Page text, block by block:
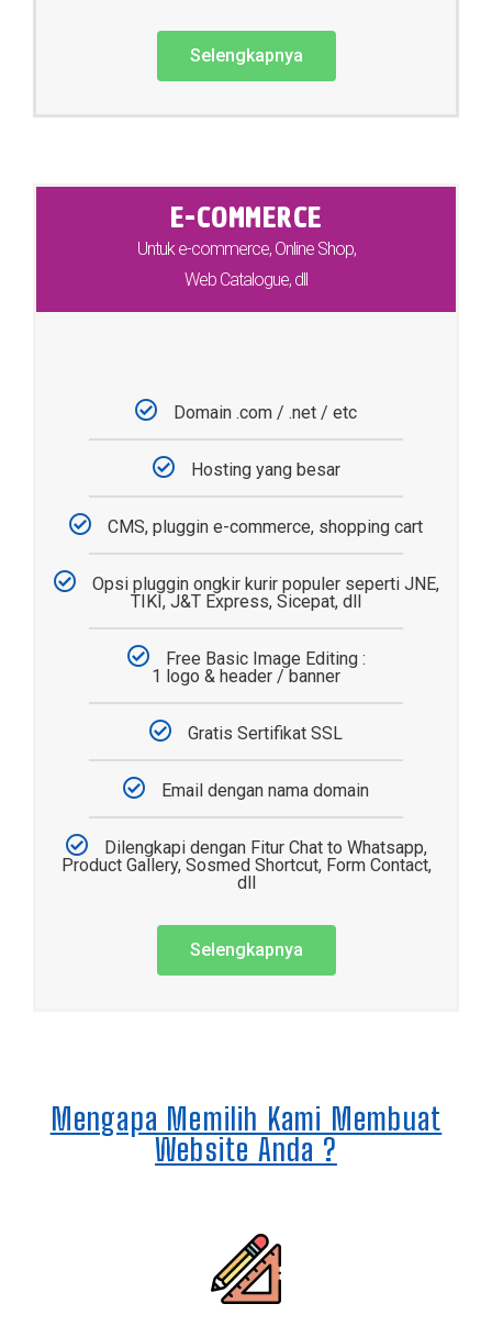
Selengkapnya
E-COMMERCE
Untuk e-commerce, Online Shop,
Web Catalogue, dll
Domain .com / .net / etc
Hosting yang besar
CMS, pluggin e-commerce, shopping cart
Opsi pluggin ongkir kurir populer seperti JNE,
TIKI, J&T Express, Sicepat, dll
Free Basic Image Editing :
1 logo & header / banner
Gratis Sertifikat SSL
Email dengan nama domain
Dilengkapi dengan Fitur Chat to Whatsapp,
Product Gallery, Sosmed Shortcut, Form Contact,
dll
Selengkapnya
Mengapa Memilih Kami Membuat
Website Anda ?